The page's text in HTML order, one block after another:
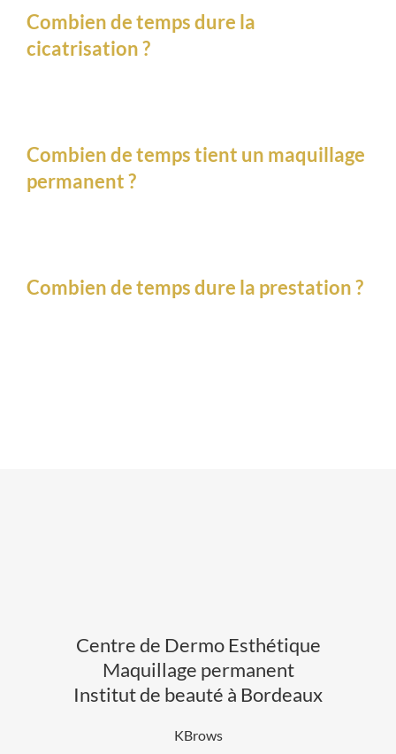
FAQ
PRENDRE RENDEZ-VOUS
Combien de temps dure la
cicatrisation ?
Combien de temps tient un maquillage
permanent ?
Combien de temps dure la prestation ?
Centre de Dermo Esthétique
Maquillage permanent
Institut de beauté à Bordeaux
KBrows